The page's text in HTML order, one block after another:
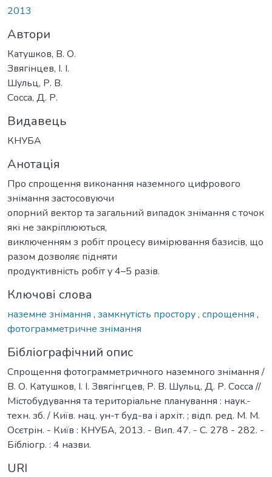
2013
Автори
Катушков, В. О.
Звягінцев, І. І.
Шульц, Р. В.
Сосса, Д. Р.
Видавець
КНУБА
Анотація
Про спрощення виконання наземного цифрового
знімання застосовуючи
опорний вектор та загальний випадок знімання с точок
які не закріплюються,
виключенням з робіт процесу вимірювання базисів, що
разом дозволяє підняти
продуктивність робіт у 4–5 разів.
Ключові слова
наземне знімання , замкнутість простору, спрощення ,
фотограмметричне знімання
Бібліографічний опис
Спрощення фотограмметричного наземного знімання /
В. О. Катушков, І. І. Звягінгцев, Р. В. Шульц, Д. Р. Сосса //
Містобудування та територіальне планування : наук.-
техн. зб. / Київ. нац. ун-т буд-ва і архіт. ; відп. ред. М. М.
Осєтрін. - Київ : КНУБА, 2013. - Вип. 47. - С. 278 - 282. -
Бібліогр. : 4 назви.
URI